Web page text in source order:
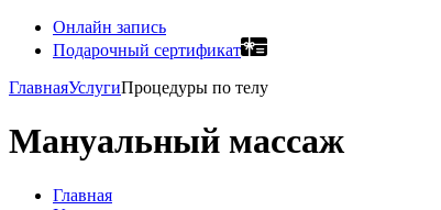
Онлайн запись
Подарочный сертификат
ГлавнаяУслугиПроцедуры по телу
Мануальный массаж
Главная